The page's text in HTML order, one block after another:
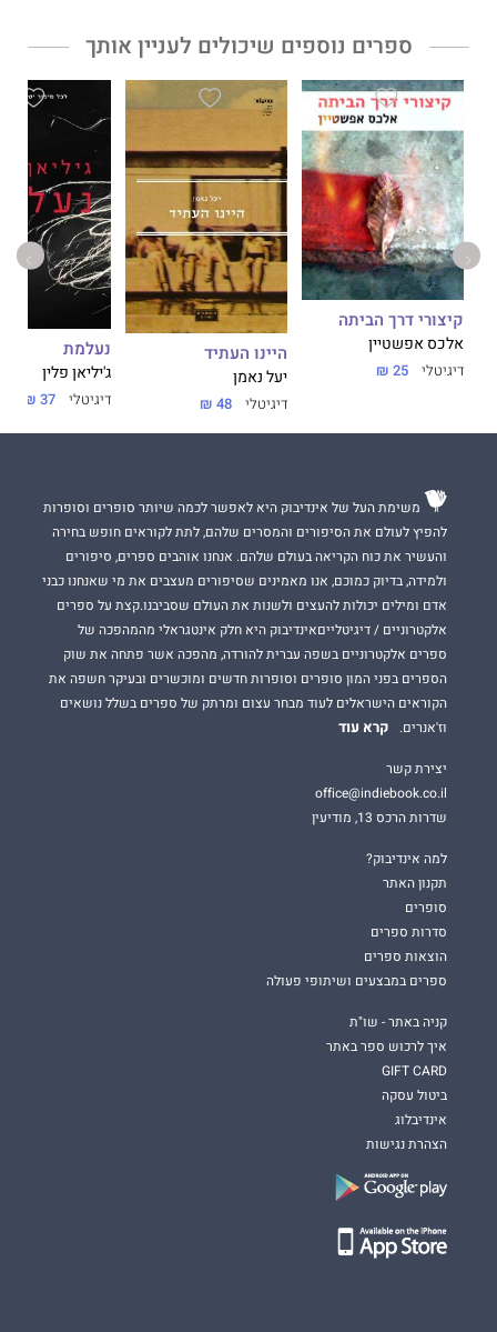
ספרים נוספים שיכולים לעניין אותך
קיצורי דרך הביתה
אלכס אפשטיין
דיגיטלי 25 ₪
היינו העתיד
יעל נאמן
דיגיטלי 48 ₪
נעלמת
ג'יליאן פלין
דיגיטלי 37 ₪
משימת העל של אינדיבוק היא לאפשר לכמה שיותר סופרים וסופרות
להפיץ לעולם את הסיפורים והמסרים שלהם, לתת לקוראים חופש בחירה
והעשיר את כוח הקריאה בעולם שלהם. אנחנו אוהבים ספרים, סיפורים
ולמידה, בדיוק כמוכם, אנו מאמינים שסיפורים מעצבים את מי שאנחנו כבני
אדם ומילים יכולות להעצים ולשנות את העולם שסביבנו.קצת על ספרים
אלקטרוניים / דיגיטלייםאינדיבוק היא חלק אינטגראלי מהמהפכה של
ספרים אלקטרוניים בשפה עברית להורדה, מהפכה אשר פתחה את שוק
הספרים בפני המון סופרים וסופרות חדשים ומוכשרים ובעיקר חשפה את
הקוראים הישראלים לעוד מבחר עצום ומרתק של ספרים בשלל נושאים
וז'אנרים.
קרא עוד
יצירת קשר
office@indiebook.co.il
שדרות הרכס 13, מודיעין
למה אינדיבוק?
תקנון האתר
סופרים
סדרות ספרים
הוצאות ספרים
ספרים במבצעים ושיתופי פעולה
קניה באתר - שו"ת
איך לרכוש ספר באתר
GIFT CARD
ביטול עסקה
אינדיבלוג
הצהרת נגישות